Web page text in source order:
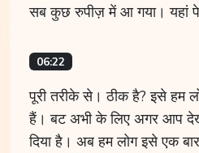
सब कुछ रुपीज़ में आ गया। यहां पे
06:22
पूरी तरीके से। ठीक है? इसे हम
हैं। बट अभी के लिए अगर आप
दिया है। अब हम लोग इसे एक